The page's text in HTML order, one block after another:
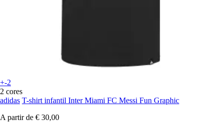
+-2
2 cores
adidas T-shirt infantil Inter Miami FC Messi Fun Graphic
A partir de € 30,00